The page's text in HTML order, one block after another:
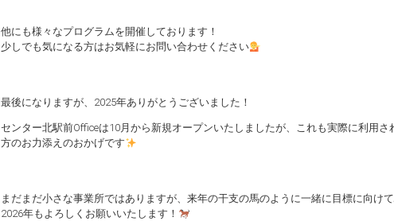
他にも様々なプログラムを開催しております！
少しでも気になる方はお気軽にお問い合わせください
最後になりますが、2025年ありがとうございました！
センター北駅前Officeは10月から新規オープンいたしましたが、これも実際に利用
方のお力添えのおかげです
まだまだ小さな事業所ではありますが、来年の干支の馬のように一緒に目標に向け
2026年もよろしくお願いいたします！